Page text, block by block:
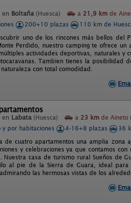
en Boltaña (Huesca) a 21,9 km de
200+10 plazas
110 km de
uno de los rincones más bellos del
Perdido, nuestro camping te ofrece
actividades deportivas, naturales y
Tambien tienes la posibilidad
con total comodidad.
en Labata (Huesca) a 23 km de Aineto
por habitaciones
4-16+8 plazas
36
de cuatro apartamentos una amplia
y celebraciones ya que contamos
Nuestra casa de turismo rural Sueños de
al pie de la Sierra de Guara, ideal
las hermosas vistas de los